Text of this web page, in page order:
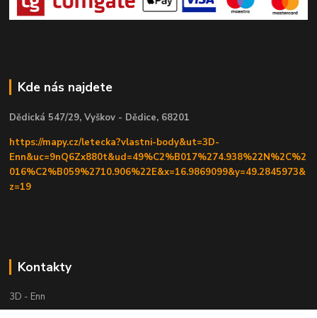
Kde nás najdete
Dědická 547/29, Vyškov - Dědice, 68201
https://mapy.cz/letecka?vlastni-body&ut=3D-
Enn&uc=9nQ6Zx880t&ud=49%C2%B017%274.938%22N%2C%2
016%C2%B059%2710.906%22E&x=16.9869099&y=49.2845973&
z=19
Kontakty
3D - Enn